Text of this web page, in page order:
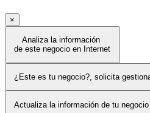
×
Analiza la información
de este negocio en Internet
¿Este es tu negocio?, solicita
Actualiza la información de tu